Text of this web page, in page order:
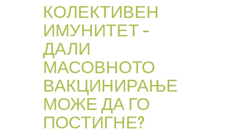
КОЛЕКТИВЕН
ИМУНИТЕТ –
ДАЛИ
МАСОВНОТО
ВАКЦИНИРАЊЕ
МОЖЕ ДА ГО
ПОСТИГНЕ?